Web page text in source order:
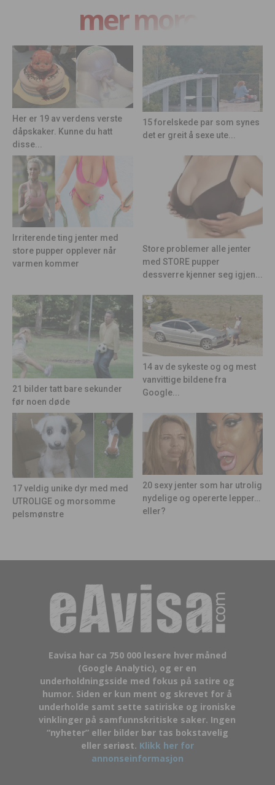
mer moro
Her er 19 av verdens verste
dåpskaker. Kunne du hatt
disse...
15 forelskede par som synes
det er greit å sexe ute...
Irriterende ting jenter med
store pupper opplever når
varmen kommer
Store problemer alle jenter
med STORE pupper
dessverre kjenner seg igjen...
21 bilder tatt bare sekunder
før noen døde
14 av de sykeste og og mest
vanvittige bildene fra
Google...
17 veldig unike dyr med med
UTROLIGE og morsomme
pelsmønstre
20 sexy jenter som har utrolig
nydelige og opererte lepper…
eller?
Eavisa har ca 750 000 lesere hver måned
(Google Analytic), og er en
underholdningsside med fokus på satire og
humor. Siden er kun ment og skrevet for å
underholde samt sette satiriske og ironiske
vinklinger på samfunnskritiske saker. Ingen
“nyheter” eller bilder bør tas bokstavelig
eller seriøst. Klikk her for
annonseinformasjon